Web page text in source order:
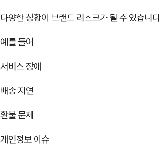
다양한 상황이 브랜드 리스크가 될 수 있습니
예를 들어
서비스 장애
배송 지연
환불 문제
개인정보 이슈